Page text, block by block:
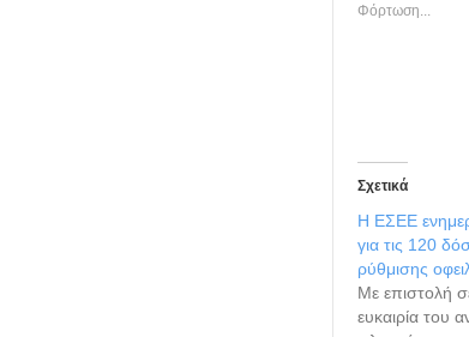
Φόρτωση...
Σχετικά
Η ΕΣΕΕ
για τις 120
ρύθμισης
Με επιστολή
ευκαιρία του